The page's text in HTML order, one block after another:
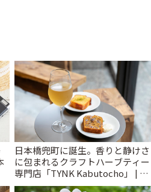
日本橋兜町に誕生。香りと静けさ
に包まれるクラフトハーブティー
専門店「TYNK Kabutocho」 | こ
とりっぷ